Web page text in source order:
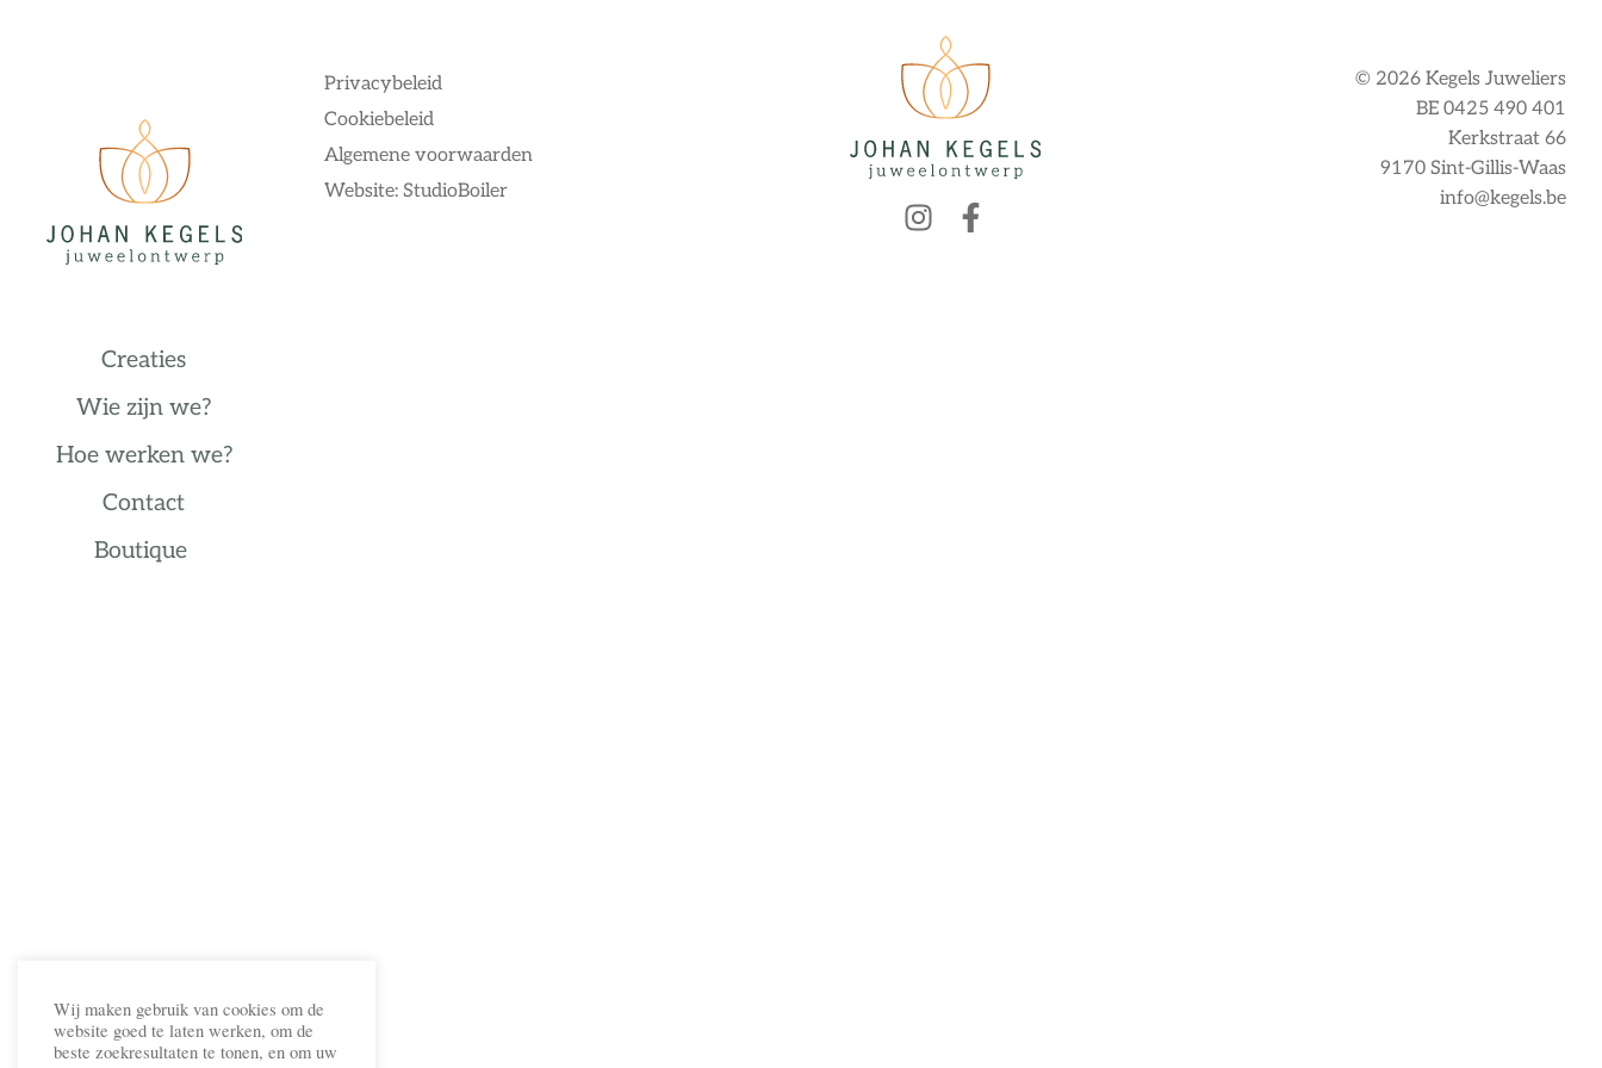
Creaties
Wie zijn we?
Hoe werken we?
Contact
Boutique
Privacybeleid
Cookiebeleid
Algemene voorwaarden
Website: StudioBoiler
© 2026 Kegels Juweliers
BE 0425 490 401
Kerkstraat 66
9170 Sint-Gillis-Waas
info@kegels.be
Wij maken gebruik van cookies om de
website goed te laten werken, om de
beste zoekresultaten te tonen, en om uw